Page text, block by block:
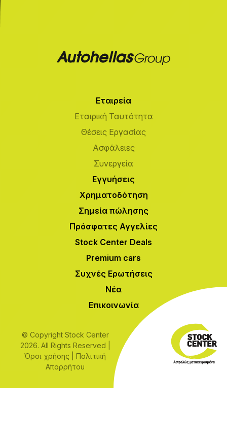
Εταιρεία
Εταιρική Ταυτότητα
Θέσεις Εργασίας
Ασφάλειες
Συνεργεία
Εγγυήσεις
Χρηματοδότηση
Σημεία πώλησης
Πρόσφατες Αγγελίες
Stock Center Deals
Premium cars
Συχνές Ερωτήσεις
Νέα
Επικοινωνία
© Copyright Stock Center
2026. All Rights Reserved |
Όροι χρήσης |Πολιτική
Απορρήτου